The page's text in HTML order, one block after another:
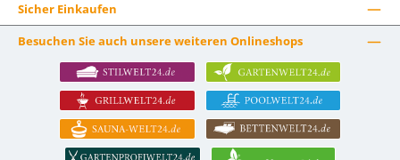
Sicher Einkaufen
Besuchen Sie auch unsere weiteren Onlineshops